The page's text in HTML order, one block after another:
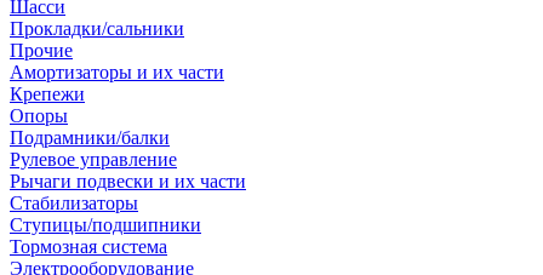
Шасси
Прокладки/сальники
Прочие
Амортизаторы и их части
Крепежи
Опоры
Подрамники/балки
Рулевое управление
Рычаги подвески и их части
Стабилизаторы
Ступицы/подшипники
Тормозная система
Электрооборудование